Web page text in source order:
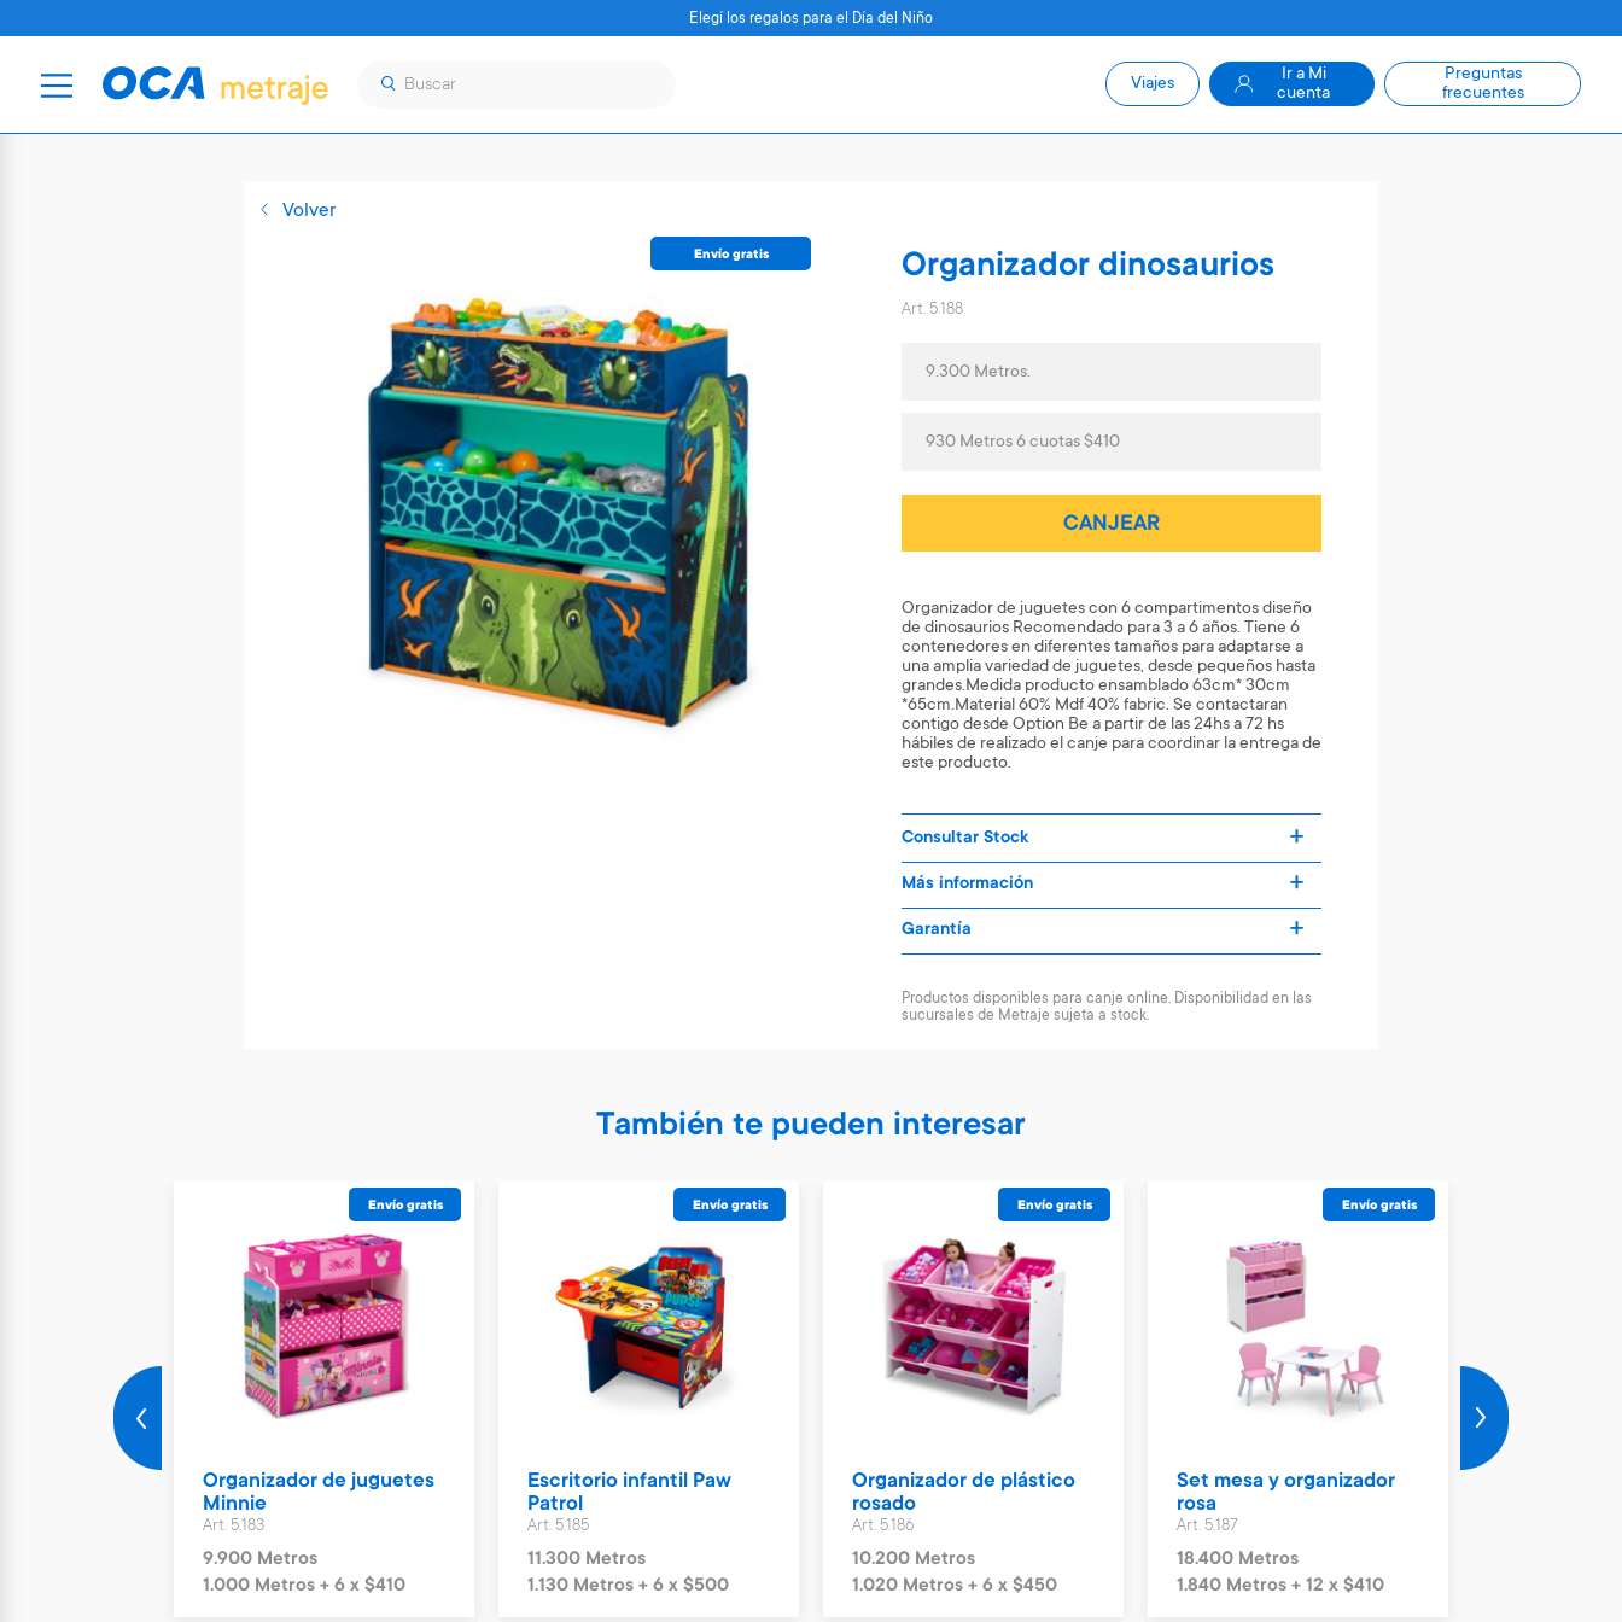
Volver
Envío gratis Organizador dinosaurios
Art. 5.188
9.300 Metros.
930 Metros 6 cuotas $410
CANJEAR
Organizador de juguetes con 6 compartimentos diseño
de dinosaurios Recomendado para 3 a 6 años. Tiene 6
contenedores en diferentes tamaños para adaptarse a
una amplia variedad de juguetes, desde pequeños hasta
grandes.Medida producto ensamblado 63cm* 30cm
*65cm.Material 60% Mdf 40% fabric. Se contactaran
contigo desde Option Be a partir de las 24hs a 72 hs
hábiles de realizado el canje para coordinar la entrega de
este producto.
Consultar Stock
Más información
Garantía
Productos disponibles para canje online. Disponibilidad en las
sucursales de Metraje sujeta a stock.
También te pueden interesar
Envío gratis
Organizador de juguetes
Minnie
Art. 5.183
9.900 Metros
1.000 Metros + 6 x $410
Envío gratis
Escritorio infantil Paw
Patrol
Art. 5.185
11.300 Metros
1.130 Metros + 6 x $500
Envío gratis
Organizador de plástico
rosado
Art. 5.186
10.200 Metros
1.020 Metros + 6 x $450
Envío gratis
Set mesa y organizador
rosa
Art. 5.187
18.400 Metros
1.840 Metros + 12 x $410
Elegí los regalos para el Día del Niño
Viajes
Ir a Mi
cuenta
Preguntas
frecuentes